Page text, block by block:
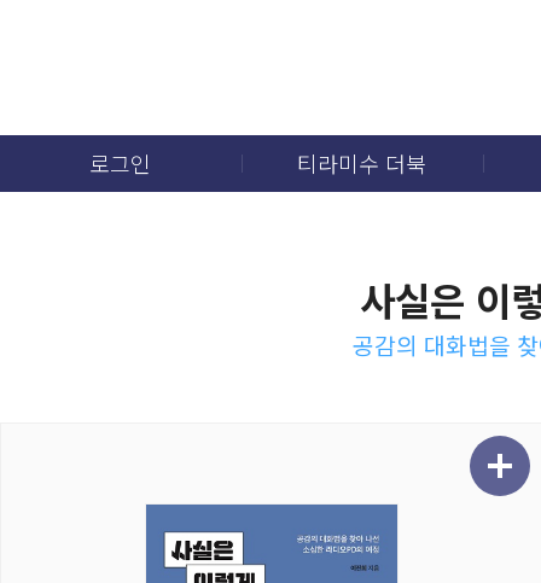
로그인 티라미수 더북
사실은 이
공감의 대화법을